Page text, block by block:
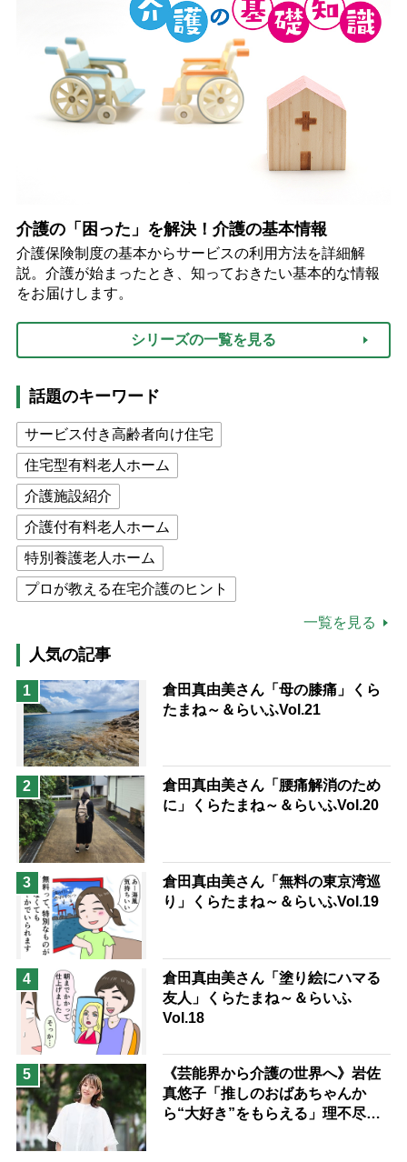
介護の「困った」を解決！介護の基本情報
介護保険制度の基本からサービスの利用方法を詳細解
説。介護が始まったとき、知っておきたい基本的な情報
をお届けします。
シリーズの一覧を見る
話題のキーワード
サービス付き高齢者向け住宅
住宅型有料老人ホーム
介護施設紹介
介護付有料老人ホーム
特別養護老人ホーム
プロが教える在宅介護のヒント
高木ブー
ケアマネジャー
猫が母になつきません
息子の遠距離介護サバイバル術
兄がボケました
予防法
一覧を見る
人気の記事
1
倉田真由美さん「母の膝痛」くら
たまね～＆らいふVol.21
2
倉田真由美さん「腰痛解消のため
に」くらたまね～＆らいふVol.20
3
倉田真由美さん「無料の東京湾巡
り」くらたまね～＆らいふVol.19
4
倉田真由美さん「塗り絵にハマる
友人」くらたまね～＆らいふ
Vol.18
5
《芸能界から介護の世界へ》岩佐
真悠子「推しのおばあちゃんか
ら“大好き”をもらえる」理不尽さ